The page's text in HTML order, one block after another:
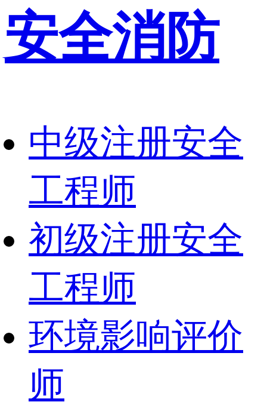
安全消防
中级注册安全
工程师
初级注册安全
工程师
环境影响评价
师